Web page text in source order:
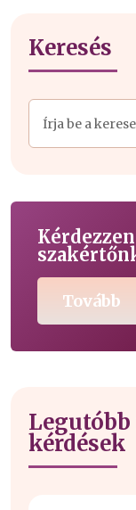
Keresés
Tovább
kérdések